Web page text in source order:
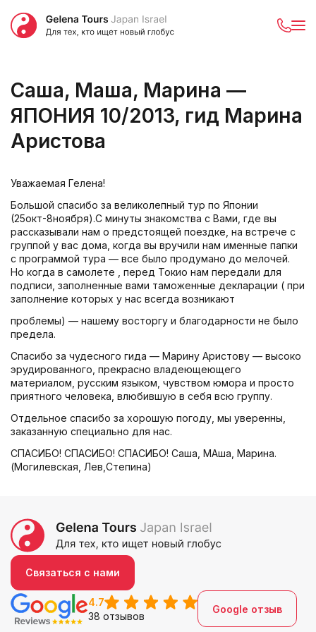
Саша, Маша, Марина —
ЯПОНИЯ 10/2013, гид Марина
Аристова
Уважаемая Гелена!
Большой спасибо за великолепный тур по Японии
(25окт-8ноября).С минуты знакомства с Вами, где вы
рассказывали нам о предстоящей поездке, на встрече с
группой у вас дома, когда вы вручили нам именные папки
с программой тура — все было продумано до мелочей.
Но когда в самолете , перед Токио нам передали для
подписи, заполненные вами таможенные декларации ( при
заполнение которых у нас всегда возникают
проблемы) — нашему восторгу и благодарности не было
предела.
Спасибо за чудесного гида — Марину Аристову — высоко
эрудированного, прекрасно владеющеющего
материалом, русским языком, чувством юмора и просто
приятного человека, влюбившую в себя всю группу.
Отдельное спасибо за хорошую погоду, мы уверенны,
заказанную специально для нас.
СПАСИБО! СПАСИБО! СПАСИБО! Саша, МАша, Марина.
(Могилевская, Лев,Степина)
Связаться с нами
4.7
38 отзывов
Google отзыв